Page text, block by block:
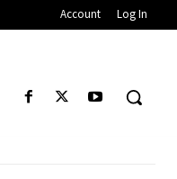
Account Log In